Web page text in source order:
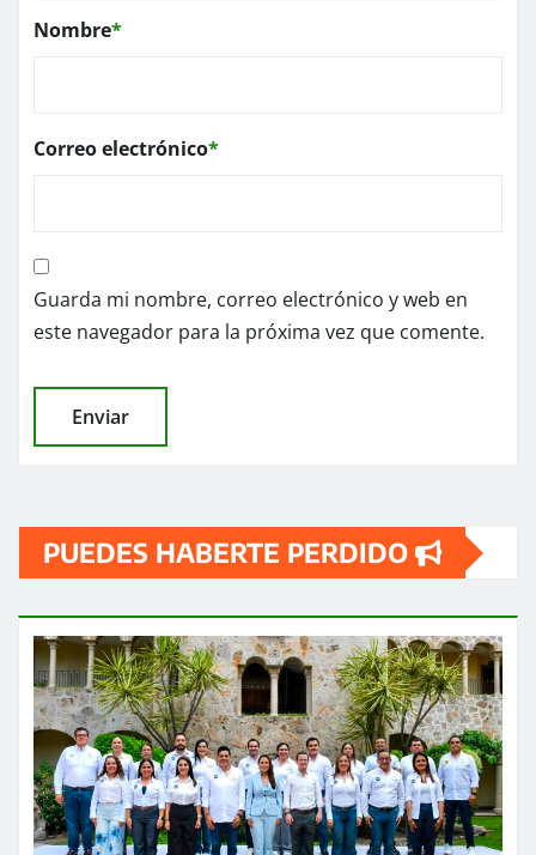
Nombre*
Correo electrónico*
Guarda mi nombre, correo electrónico y web en
este navegador para la próxima vez que comente.
PUEDES HABERTE PERDIDO